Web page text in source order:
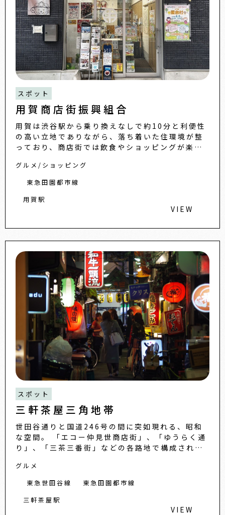
スポット
用賀商店街振興組合
用賀は渋谷駅から乗り換えなしで約10分と利便性
の高い立地でありながら、落ち着いた住環境が整
っており、商店街では飲食やショッピングが楽し
グルメ
ショッピング
東急田園都市線
用賀駅
VIEW
スポット
三軒茶屋三角地帯
世田谷通りと国道246号の間に突如現れる、昭和
な空間。 「エコー仲見世商店街」、「ゆうらく通
り」、「三茶三番街」などの各路地で構成された
洋中、あらゆるジャ
グルメ
東急世田谷線
東急田園都市線
三軒茶屋駅
VIEW